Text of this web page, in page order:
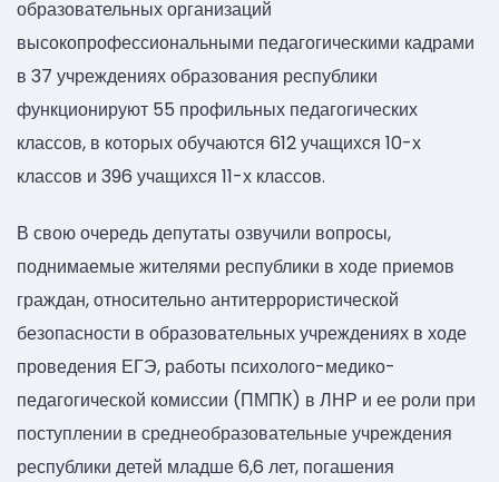
образовательных организаций
высокопрофессиональными педагогическими кадрами
в 37 учреждениях образования республики
функционируют 55 профильных педагогических
классов, в которых обучаются 612 учащихся 10-х
классов и 396 учащихся 11-х классов.
В свою очередь депутаты озвучили вопросы,
поднимаемые жителями республики в ходе приемов
граждан, относительно антитеррористической
безопасности в образовательных учреждениях в ходе
проведения ЕГЭ, работы психолого-медико-
педагогической комиссии (ПМПК) в ЛНР и ее роли при
поступлении в среднеобразовательные учреждения
республики детей младше 6,6 лет, погашения